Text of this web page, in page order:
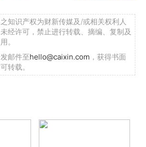
知识产权为财新传媒及/或相关权利人
经许可，禁止进行转载、摘编、复制及
。
邮件至hello@caixin.com ，获得书面
转载。